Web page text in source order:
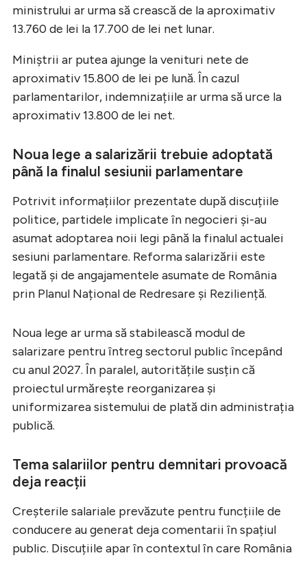
ministrului ar urma să crească de la aproximativ
13.760 de lei la 17.700 de lei net lunar.
Miniștrii ar putea ajunge la venituri nete de
aproximativ 15.800 de lei pe lună. În cazul
parlamentarilor, indemnizațiile ar urma să urce la
aproximativ 13.800 de lei net.
Noua lege a salarizării trebuie adoptată
până la finalul sesiunii parlamentare
Potrivit informațiilor prezentate după discuțiile
politice, partidele implicate în negocieri și-au
asumat adoptarea noii legi până la finalul actualei
sesiuni parlamentare. Reforma salarizării este
legată și de angajamentele asumate de România
prin Planul Național de Redresare și Reziliență.
Noua lege ar urma să stabilească modul de
salarizare pentru întreg sectorul public începând
cu anul 2027. În paralel, autoritățile susțin că
proiectul urmărește reorganizarea și
uniformizarea sistemului de plată din administrația
publică.
Tema salariilor pentru demnitari provoacă
deja reacții
Creșterile salariale prevăzute pentru funcțiile de
conducere au generat deja comentarii în spațiul
public. Discuțiile apar în contextul în care România